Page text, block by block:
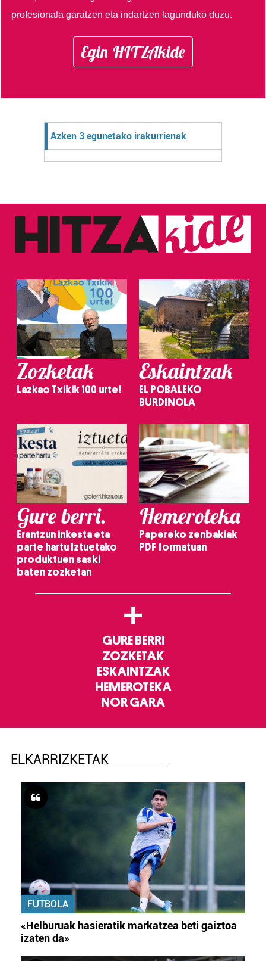
profesionala garatzen eta indartzen lagunduko duzu.
Egin HITZAkide
Azken 3 egunetako irakurrienak
Zozketak
Lazkao Txikik 100 urte!
Eskaintzak
EL POBALEKO
BURDINOLA
Gure berri.
Erantzun inkesta eta
parte hartu Iztuetako
produktuen saski
baten zozketan
Hemeroteka
Papereko zenbakiak
PDF formatuan
+
GURE BERRI
ZOZKETAK
ESKAINTZAK
HEMEROTEKA
NOR GARA
ELKARRIZKETAK
FUTBOLA
«Helburuak hasieratik markatzea beti gaiztoa
izaten da»